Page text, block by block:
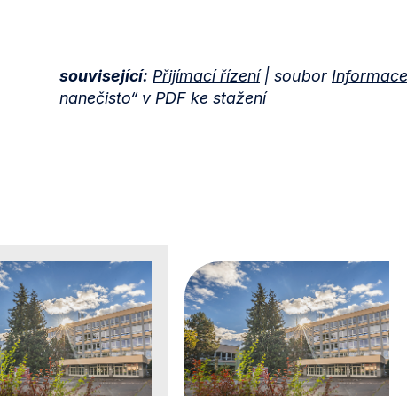
související: Přijímací řízení| soubor
nanečisto“ v PDF ke stažení